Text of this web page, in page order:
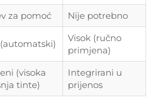
za pomoć
Nije potrebno
Visok (ručno
primjena)
(visoka
tinte)
Integrirani u
prijenos